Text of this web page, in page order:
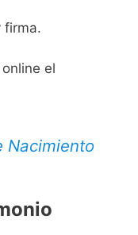
firma.
el
Nacimiento